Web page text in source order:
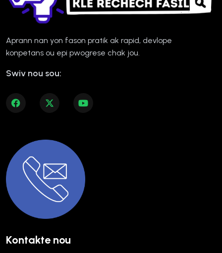
Aprann nan yon fason pratik ak rapid, devlope
konpetans ou epi pwogrese chak jou.
Swiv nou sou:
Kontakte nou